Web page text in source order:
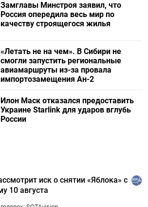
Замглавы Минстроя заявил, что
Россия опередила весь мир по
качеству строящегося жилья
«Летать не на чем». В Сибири не
смогли запустить региональные
авиамаршруты из-за провала
импортозамещения Ан-2
Илон Маск отказался предоставить
Украине Starlink для ударов вглубь
России